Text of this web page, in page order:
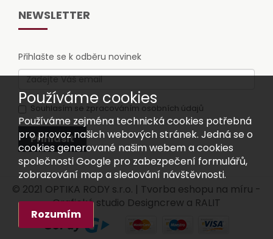
Používáme cookies
Používáme zejména technická cookies potřebná
pro provoz našich webových stránek. Jedná se o
cookies generované našim webem a cookies
společnosti Google pro zabezpečení formulářů,
zobrazování map a sledování návštěvnosti.
NEWSLETTER
Přihlašte se k odběru novinek
Souhlasím se zpracováním osobních údajů
Přihlásit
© 2021 OPTIKA RODY s.r.o. | Tvorba eshopu na míru -
Grafické studio Designcrew a RALIT